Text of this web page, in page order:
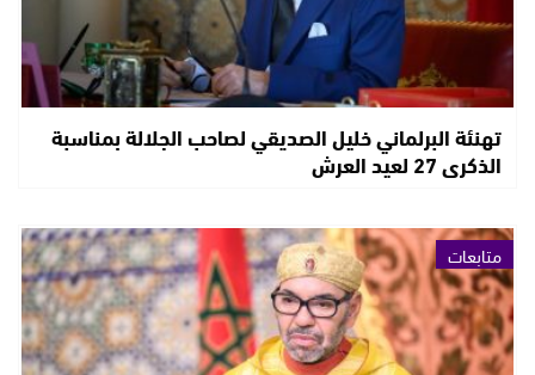
تهنئة البرلماني خليل الصديقي لصاحب الجلالة بمناسبة
الذكرى 27 لعيد العرش
متابعات